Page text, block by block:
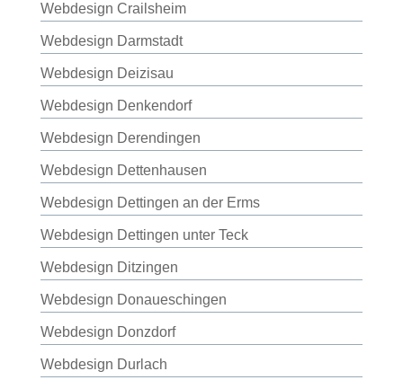
Webdesign Crailsheim
Webdesign Darmstadt
Webdesign Deizisau
Webdesign Denkendorf
Webdesign Derendingen
Webdesign Dettenhausen
Webdesign Dettingen an der Erms
Webdesign Dettingen unter Teck
Webdesign Ditzingen
Webdesign Donaueschingen
Webdesign Donzdorf
Webdesign Durlach